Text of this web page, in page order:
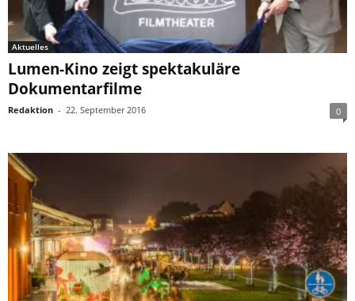
Aktuelles
Lumen-Kino zeigt spektakuläre
Dokumentarfilme
Redaktion - 22. September 2016 0